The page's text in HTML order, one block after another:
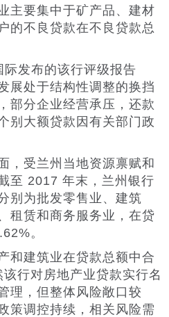
主要集中于矿产品、建材
的不良贷款在不良贷款总
发布的该行评级报告
展处于结构性调整的换挡
部分企业经营承压，还款
别大额贷款因有关部门政
受兰州当地资源禀赋和
至 2017 年末，兰州银行
别为批发零售业、建筑
租赁和商务服务业，在贷
。
建筑业在贷款总额中合
行对房地产业贷款实行名
理，但整体风险敞口较
策调控持续，相关风险需